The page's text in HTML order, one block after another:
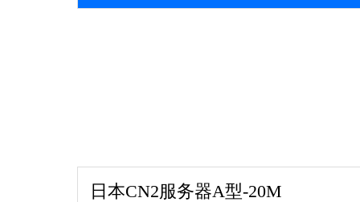
日本CN2服务器A型-20M